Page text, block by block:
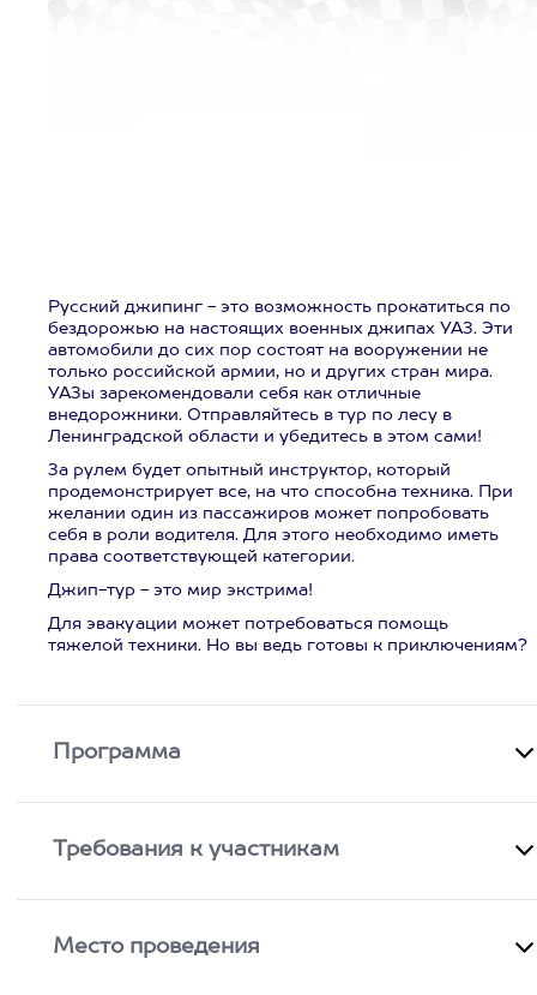
Русский джипинг - это возможность прокатиться по
бездорожью на настоящих военных джипах УАЗ. Эти
автомобили до сих пор состоят на вооружении не
только российской армии, но и других стран мира.
УАЗы зарекомендовали себя как отличные
внедорожники. Отправляйтесь в тур по лесу в
Ленинградской области и убедитесь в этом сами!
За рулем будет опытный инструктор, который
продемонстрирует все, на что способна техника. При
желании один из пассажиров может попробовать
себя в роли водителя. Для этого необходимо иметь
права соответствующей категории.
Джип-тур - это мир экстрима!
Для эвакуации может потребоваться помощь
тяжелой техники. Но вы ведь готовы к приключениям?
Программа
Требования к участникам
Место проведения